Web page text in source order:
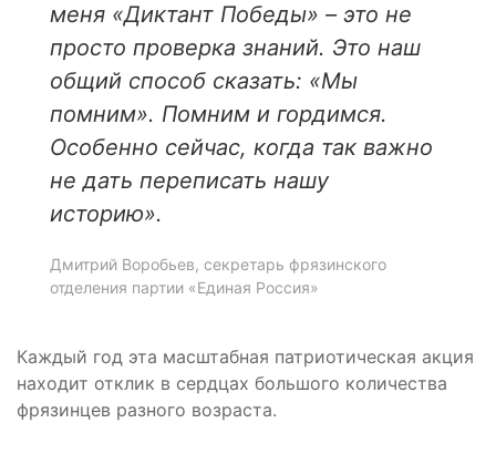
меня «Диктант Победы» – это не
просто проверка знаний. Это наш
общий способ сказать: «Мы
помним». Помним и гордимся.
Особенно сейчас, когда так важно
не дать переписать нашу
историю».
Дмитрий Воробьев, секретарь фрязинского
отделения партии «Единая Россия»
Каждый год эта масштабная патриотическая акция
находит отклик в сердцах большого количества
фрязинцев разного возраста.